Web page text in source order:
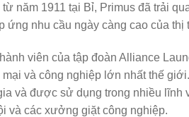
năm 1911 tại Bỉ, Primus đã trải
ứng nhu cầu ngày càng cao của
viên của tập đoàn Alliance
và công nghiệp lớn nhất thế
và được sử dụng trong nhiều
và các xưởng giặt công nghiệp.